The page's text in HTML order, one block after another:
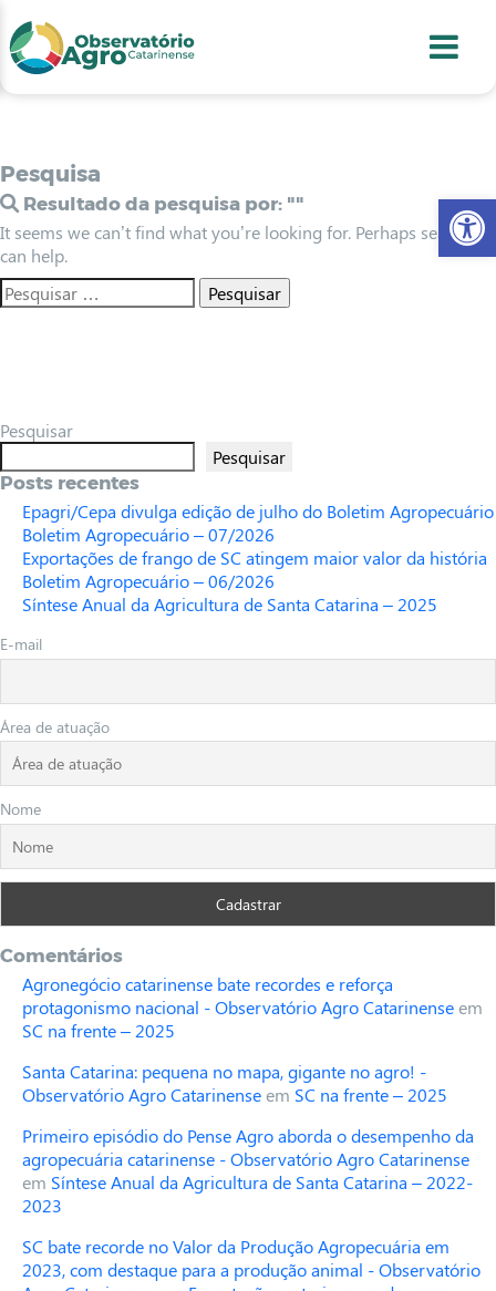
2
3
4
Pesquisa
Resultado da pesquisa por: ""
It seems we can’t find what you’re looking for. Perhaps searching
can help.
Pesquisar
Pesquisar
Posts recentes
Epagri/Cepa divulga edição de julho do Boletim Agropecuário
Boletim Agropecuário – 07/2026
Exportações de frango de SC atingem maior valor da história
Boletim Agropecuário – 06/2026
Síntese Anual da Agricultura de Santa Catarina – 2025
E-mail
Área de atuação
Nome
Comentários
Agronegócio catarinense bate recordes e reforça
protagonismo nacional - Observatório Agro Catarinenseem
SC na frente – 2025
Santa Catarina: pequena no mapa, gigante no agro! -
Observatório Agro Catarinenseem SC na frente – 2025
Primeiro episódio do Pense Agro aborda o desempenho da
agropecuária catarinense - Observatório Agro Catarinense
em Síntese Anual da Agricultura de Santa Catarina – 2022-
2023
SC bate recorde no Valor da Produção Agropecuária em
2023, com destaque para a produção animal - Observatório